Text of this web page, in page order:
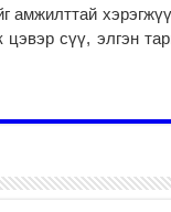
амжилттай
сүү, элгэн